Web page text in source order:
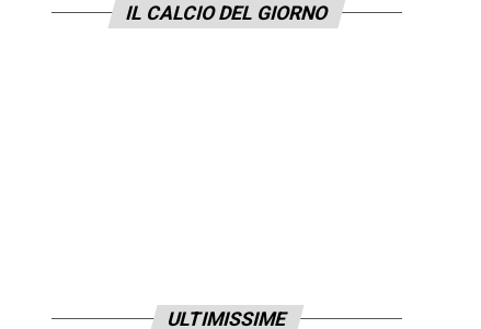
IL CALCIO DEL GIORNO
ULTIMISSIME